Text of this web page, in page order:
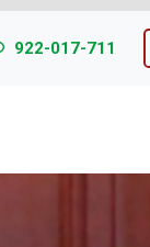
922-017-711